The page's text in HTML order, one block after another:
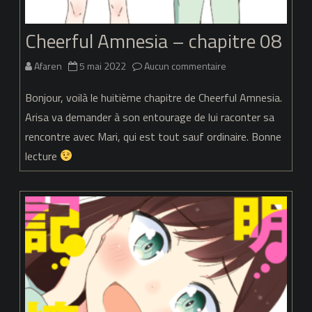
Cheerful Amnesia – chapitre 08
Afaren 5 mai 2022 Aucun commentaire
Amnesia
–
Bonjour, voilà le huitième chapitre de Cheerful Amnesia.
Arisa va demander à son entourage de lui raconter sa
rencontre avec Mari, qui est tout sauf ordinaire. Bonne
lecture